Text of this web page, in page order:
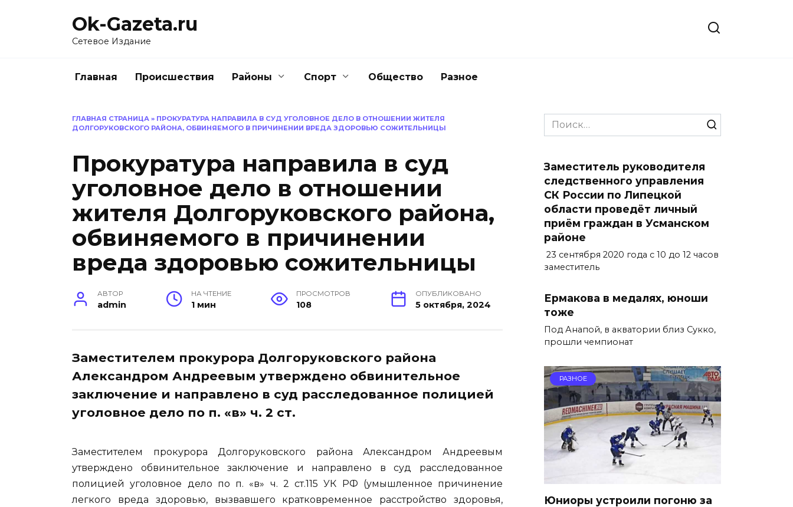
Ok-Gazeta.ru
Сетевое Издание
Главная Происшествия Районы Спорт Общество Разное
ГЛАВНАЯ СТРАНИЦА » ПРОКУРАТУРА НАПРАВИЛА В СУД УГОЛОВНОЕ ДЕЛО В ОТНОШЕНИИ ЖИТЕЛЯ
ДОЛГОРУКОВСКОГО РАЙОНА, ОБВИНЯЕМОГО В ПРИЧИНЕНИИ ВРЕДА ЗДОРОВЬЮ СОЖИТЕЛЬНИЦЫ
Прокуратура направила в суд
уголовное дело в отношении
жителя Долгоруковского района,
обвиняемого в причинении
вреда здоровью сожительницы
АВТОР
admin
НА ЧТЕНИЕ
1 мин
ПРОСМОТРОВ
108
ОПУБЛИКОВАНО
5 октября, 2024
Заместителем прокурора Долгоруковского района
Александром Андреевым утверждено обвинительное
заключение и направлено в суд расследованное полицией
уголовное дело по п. «в» ч. 2 ст.
Заместителем прокурора Долгоруковского района Александром Андреевым
утверждено обвинительное заключение и направлено в суд расследованное
полицией уголовное дело по п. «в» ч. 2 ст.115 УК РФ (умышленное причинение
легкого вреда здоровью, вызвавшего кратковременное расстройство здоровья,
Search
for:
Заместитель руководителя
следственного управления
СК России по Липецкой
области проведёт личный
приём граждан в Усманском
районе
23 сентября 2020 года с 10 до 12 часов
заместитель
Ермакова в медалях, юноши
тоже
Под Анапой, в акватории близ Сукко,
прошли чемпионат
РАЗНОЕ
Юниоры устроили погоню за